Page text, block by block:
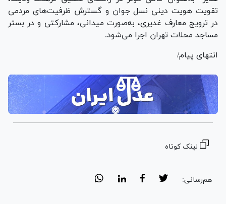
تقویت هویت دینی نسل جوان و گسترش ظرفیت‌های مردمی
در ترویج معارف غدیری، به‌صورت میدانی، مشارکتی و در بستر
مساجد محلات تهران اجرا می‌شود.
انتهای پیام/
لینک کوتاه
هم‌رسانی: